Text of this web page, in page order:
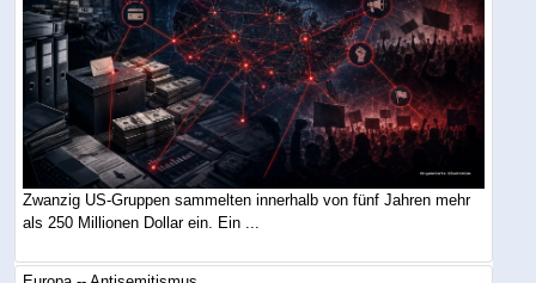
Zwanzig US-Gruppen sammelten innerhalb von fünf Jahren mehr
als 250 Millionen Dollar ein. Ein ...